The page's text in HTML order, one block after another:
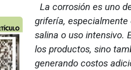
La corrosión es uno
grifería,
salina o uso intensivo.
los productos, sino
generando costos